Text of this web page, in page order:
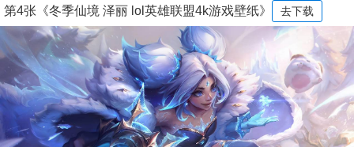
第4张《冬季仙境 泽丽 lol英雄联盟4k游戏壁纸》 去下载